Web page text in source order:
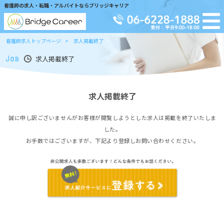
看護師の求人・転職・アルバイトならブリッジキャリア
看護師求人トップページ 求人掲載終了
求人掲載終了
求人掲載終了
誠に申し訳ございませんがお客様が閲覧しようとした求人は掲載を終了いたしま
した。
お手数ではございますが、下記より登録しお問い合わせください。